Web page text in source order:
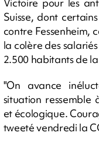
Suisse, dont
contre Fessenheim,
la colère des
2.500 habitants de
"On avance
situation ressemble
et écologique.
tweeté vendredi la